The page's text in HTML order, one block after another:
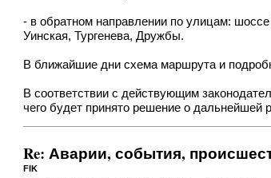
- в обратном направлении по улицам:
Уинская, Тургенева, Дружбы.
В ближайшие дни схема маршрута и
В соответствии с действующим
чего будет принято решение о дальнейшей
Re: Аварии, события,
FIK